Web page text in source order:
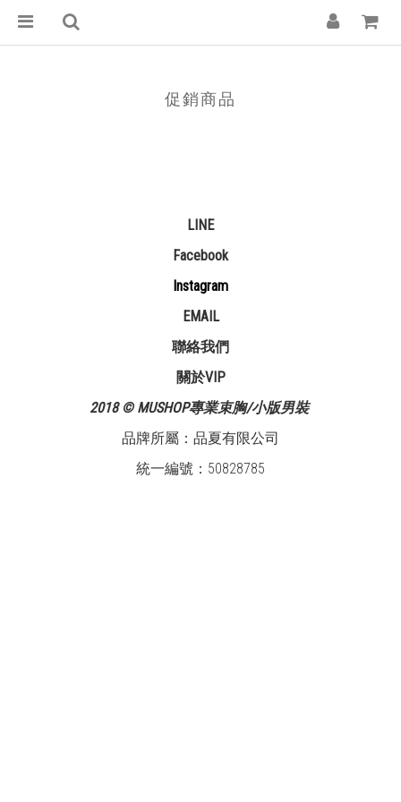
促銷商品
LINE
Facebook
Instagram
EMAIL
聯絡我們
關於VIP
2018 © MUSHOP專業束胸/小版男裝
品牌所屬：品夏有限公司
統一編號：50828785